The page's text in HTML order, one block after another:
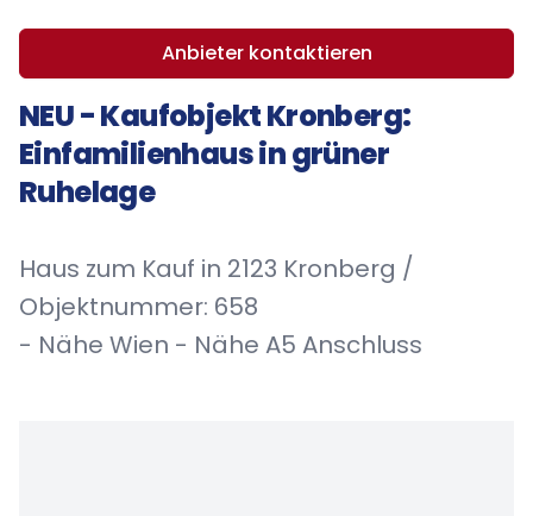
Anbieter kontaktieren
NEU - Kaufobjekt Kronberg:
Einfamilienhaus in grüner
Ruhelage
Haus zum Kauf in 2123 Kronberg /
Objektnummer: 658
- Nähe Wien - Nähe A5 Anschluss